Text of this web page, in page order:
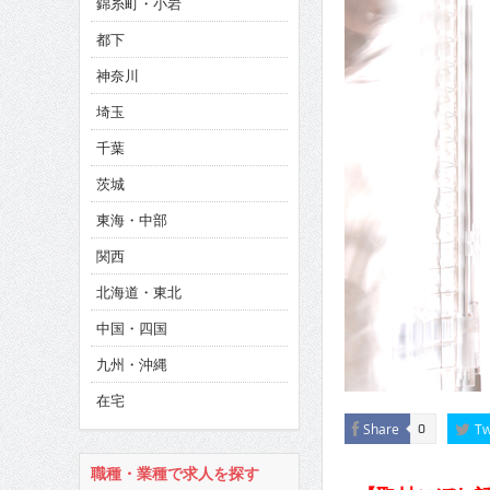
CINEMA×STYLE 285号
CINEMA×STYLE 294号
Share 0
都下
神奈川
埼玉
千葉
茨城
東海・中部
関西
北海道・東北
中国・四国
九州・沖縄
在宅
職種・業種で求人を探す